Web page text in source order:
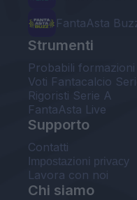
FantaAsta
Strumenti
Probabili formazioni
Voti Fantacalcio
Rigoristi Serie A
FantaAsta Live
Supporto
Contatti
Impostazioni privacy
Lavora con noi
Chi siamo